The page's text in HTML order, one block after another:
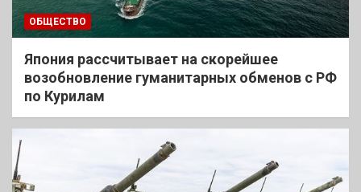
ОБЩЕСТВО
Япония рассчитывает на скорейшее
возобновление гуманитарных обменов с РФ
по Курилам